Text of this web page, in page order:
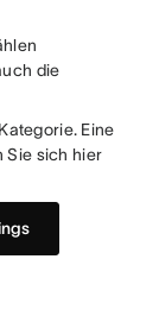
die
Eine
Sie sich hier